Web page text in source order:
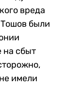
вреда
были
на сбыт
имели